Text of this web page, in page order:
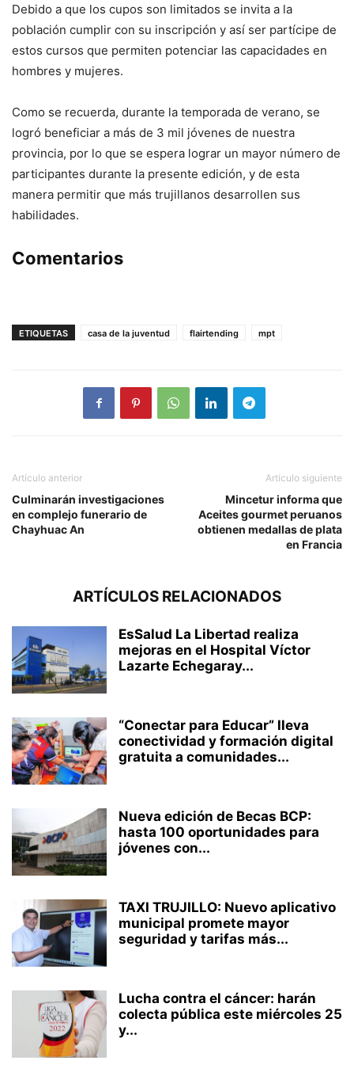
Debido a que los cupos son limitados se invita a la
población cumplir con su inscripción y así ser partícipe de
estos cursos que permiten potenciar las capacidades en
hombres y mujeres.
Como se recuerda, durante la temporada de verano, se
logró beneficiar a más de 3 mil jóvenes de nuestra
provincia, por lo que se espera lograr un mayor número de
participantes durante la presente edición, y de esta
manera permitir que más trujillanos desarrollen sus
habilidades.
Comentarios
ETIQUETAS casa de la juventud flairtending mpt
Artículo anterior
Culminarán investigaciones
en complejo funerario de
Chayhuac An
Artículo siguiente
Mincetur informa que
Aceites gourmet peruanos
obtienen medallas de plata
en Francia
ARTÍCULOS RELACIONADOS
EsSalud La Libertad realiza
mejoras en el Hospital Víctor
Lazarte Echegaray...
“Conectar para Educar” lleva
conectividad y formación digital
gratuita a comunidades...
Nueva edición de Becas BCP:
hasta 100 oportunidades para
jóvenes con...
TAXI TRUJILLO: Nuevo aplicativo
municipal promete mayor
seguridad y tarifas más...
Lucha contra el cáncer: harán
colecta pública este miércoles 25
y...